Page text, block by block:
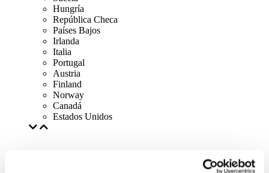
Hungría
República Checa
Países Bajos
Irlanda
Italia
Portugal
Austria
Finland
Norway
Canadá
Estados Unidos